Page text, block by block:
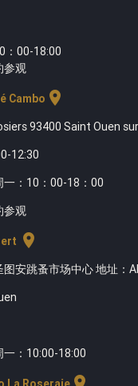
：00-18:00
参观
Cambo location_on
93400 Saint Ouen
12:30
一：10：00-18：00
参观
location_on
安跳蚤市场中心 地址：
一：10:00-18:00